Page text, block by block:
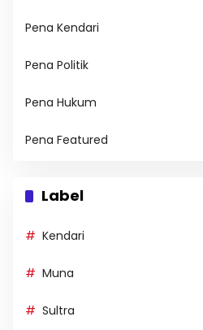
Pena Kendari
Pena Politik
Pena Hukum
Pena Featured
Label
Kendari
Muna
Sultra